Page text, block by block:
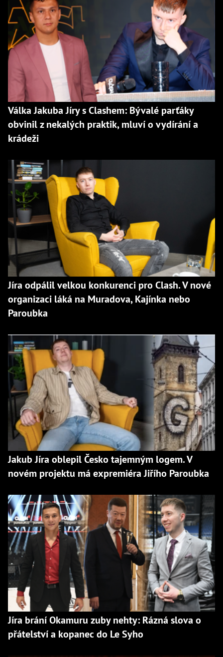
Válka Jakuba Jíry s Clashem: Bývalé parťáky
obvinil z nekalých praktik, mluví o vydírání a
krádeži
Jíra odpálil velkou konkurenci pro Clash. V nové
organizaci láká na Muradova, Kajínka nebo
Paroubka
Jakub Jíra oblepil Česko tajemným logem. V
novém projektu má expremiéra Jiřího Paroubka
Jíra brání Okamuru zuby nehty: Rázná slova o
přátelství a kopanec do Le Syho